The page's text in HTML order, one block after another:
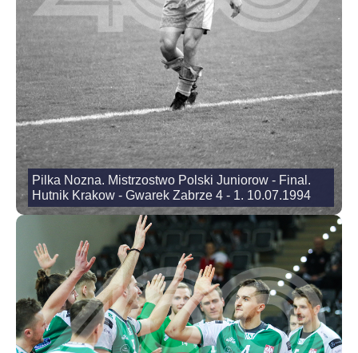
Pilka Nozna. Mistrzostwo Polski Juniorow - Final.
Hutnik Krakow - Gwarek Zabrze 4 - 1. 10.07.1994